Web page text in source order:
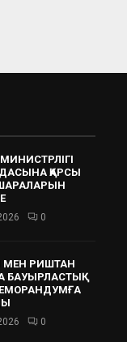
МИНИСТРЛІГІ
ҚАРСЫ
0
МЕН РИШТАН
0